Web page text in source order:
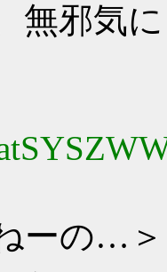
無邪気
ーの…